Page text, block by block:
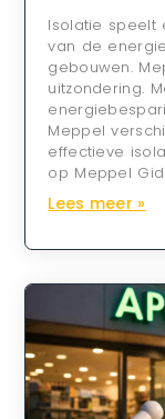
Isolatie speelt
van de
gebouwen.
uitzondering.
Meppel
effectieve
op Meppel
Lees meer »